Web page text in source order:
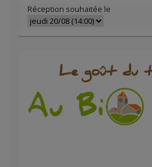
Réception souhaitée le